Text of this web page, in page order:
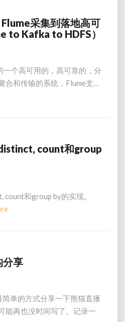
Flume采集到落地高可
to Kafka to HDFS）
一个高可用的，高可靠的，分
合和传输的系统，Flume支…
count和group
count和group by的实现。
Read
分享
单的方式分享一下熊猫直播
能再也没时间写了。记录一